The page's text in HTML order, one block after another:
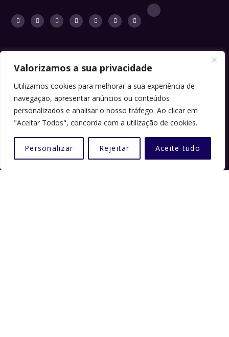
Valorizamos a sua privacidade
Utilizamos cookies para melhorar a sua experiência de
navegação, apresentar anúncios ou conteúdos
personalizados e analisar o nosso tráfego. Ao clicar em
"Aceitar Todos", concorda com a utilização de cookies.
Personalizar Rejeitar Aceite tudo
Sugestões ou ideias
Política de Privacidade
Política de Cookies